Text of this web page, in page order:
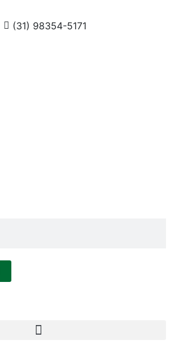
(31) 98354-5171